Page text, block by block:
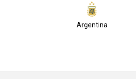
Argentina